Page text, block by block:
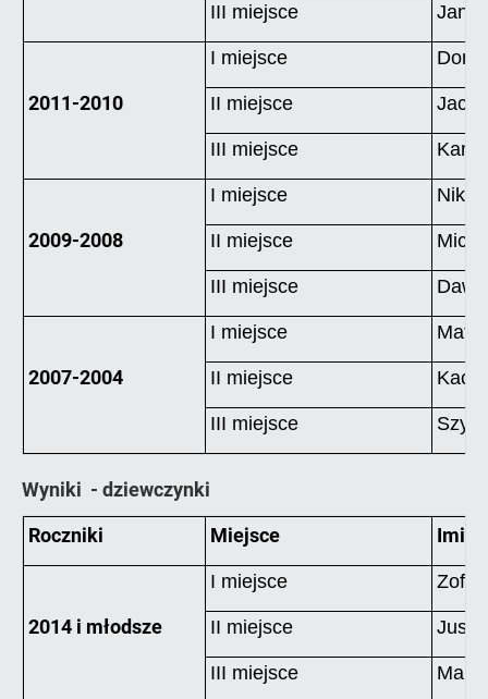
III miejsce Jan
2011-2010
I miejsce
II miejsce
III miejsce
2009-2008
I miejsce
II miejsce
III miejsce
2007-2004
I miejsce
II miejsce
III miejsce
Wyniki - dziewczynki
Roczniki
Miejsce Imię
2014 i młodsze
I miejsce Zofia
II miejsce
III miejsce